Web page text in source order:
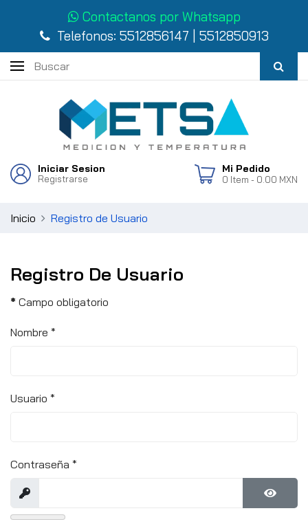
Contactanos por Whatsapp
Telefonos: 5512856147 5512850913
Iniciar Sesion
Registrarse
Mi Pedido
0 Item - 0.00 MXN
Inicio Registro de Usuario
Registro De Usuario
* Campo obligatorio
Nombre *
Usuario *
Contraseña *
Mostrar